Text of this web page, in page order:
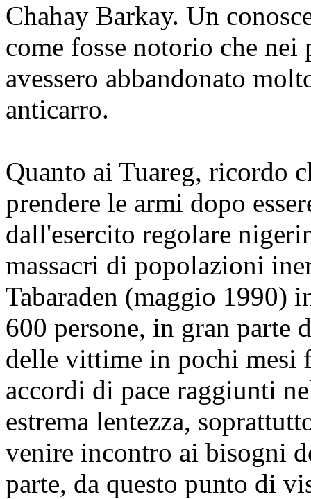
Chahay Barkay. Un
come fosse notorio che
avessero abbandonato
anticarro.
Quanto ai Tuareg, ricordo
prendere le armi dopo
dall'esercito regolare
massacri di popolazioni
Tabaraden (maggio 1990)
600 persone, in gran parte
delle vittime in pochi
accordi di pace raggiunti
estrema lentezza,
venire incontro ai bisogni
parte, da questo punto di